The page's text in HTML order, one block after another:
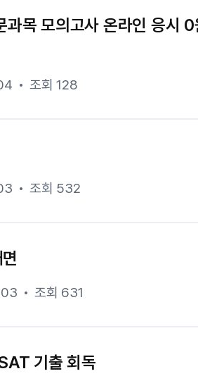
목 모의고사 온라인 응시
조회 128
조회 532
조회 631
기출 회독